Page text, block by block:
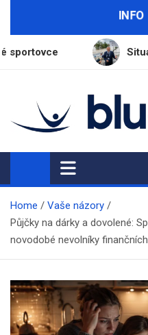
Situace na českých
BluePress.cz
Seriózní průvodce moderním
Home
Vaše názory
Půjčky na dárky a dovolené:
novodobé nevolníky